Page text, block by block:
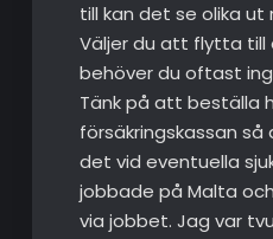
till kan det se olika ut
Väljer du att flytta till
behöver du oftast
Tänk på att beställa
försäkringskassan
det vid eventuella
jobbade på Malta
via jobbet. Jag var